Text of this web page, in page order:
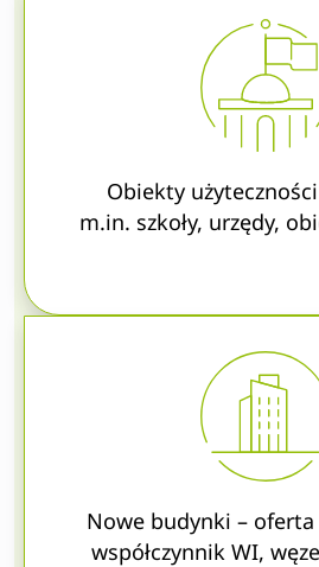
Obiekty
m.in. szkoły, urzędy,
Nowe budynki –
współczynnik WI,